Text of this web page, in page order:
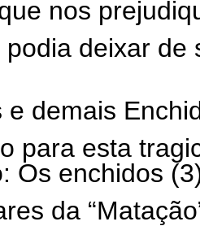
nos
deixar
e demais
para esta
Os enchidos
da